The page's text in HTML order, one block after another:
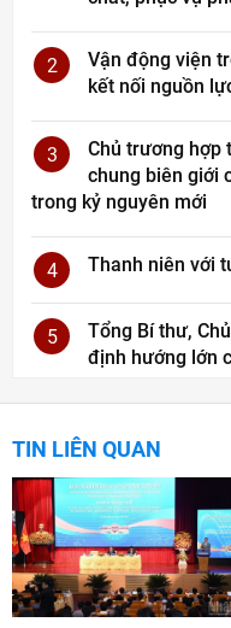
2
Vận động viện
kết nối nguồn
3
Chủ trương hợp
chung biên giới
trong kỷ nguyên mới
4 Thanh niên với
5
Tổng Bí thư,
định hướng lớn
TIN LIÊN QUAN